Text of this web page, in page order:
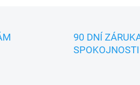
90 DNÍ
SPOKOJNOSTI